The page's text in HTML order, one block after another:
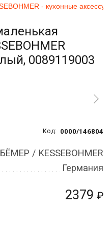
- кухонные
0089119003
Код: 0000/146804
2379 ₽
/ KESSEBOHMER
Германия